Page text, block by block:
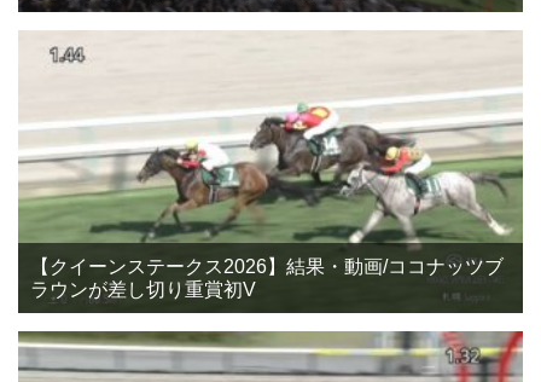
【クイーンステークス2026】結果・動画/ココナッツブ
ラウンが差し切り重賞初V